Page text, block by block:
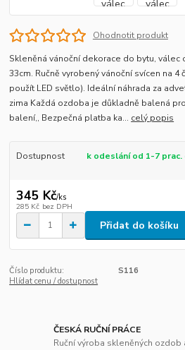
Ohodnotit produkt
Skleněná vánoční dekorace do bytu, válec
33cm. Ručně vyrobený vánoční svícen na
použít LED světlo). Ideální náhrada za
zima Každá ozdoba je důkladně balená
balení,, Bezpečná platba ka... celý popis
Dostupnost k odeslání od 1-7
345 Kč/ks
285 Kč bez DPH
Přidat do košíku
Číslo produktu:
S116
Hlídat cenu / dostupnost
ČESKÁ RUČNÍ PRÁCE
Ruční výroba skleněných ozdob